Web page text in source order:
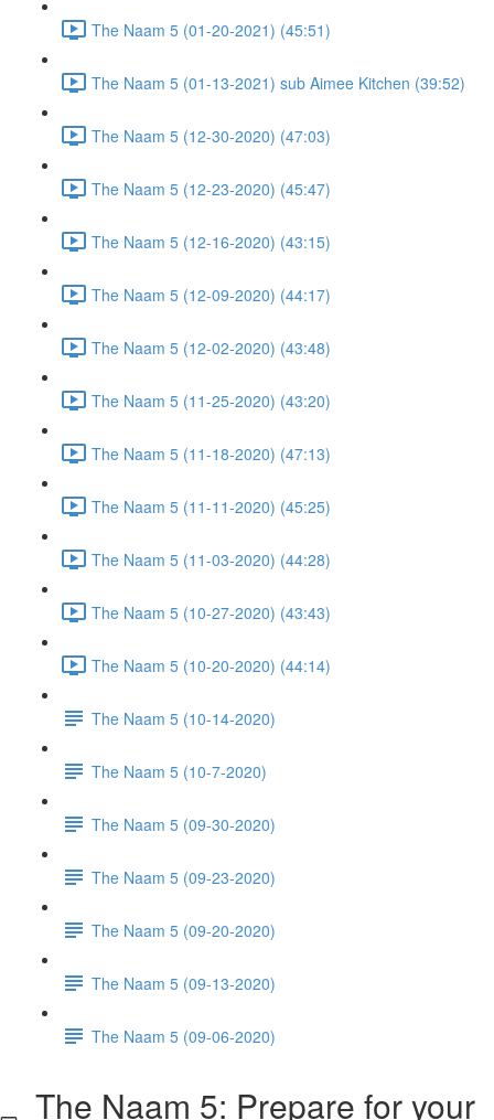
The Naam 5 (01-20-2021) (45:51)
The Naam 5 (01-13-2021) sub Aimee Kitchen (39:52)
The Naam 5 (12-30-2020) (47:03)
The Naam 5 (12-23-2020) (45:47)
The Naam 5 (12-16-2020) (43:15)
The Naam 5 (12-09-2020) (44:17)
The Naam 5 (12-02-2020) (43:48)
The Naam 5 (11-25-2020) (43:20)
The Naam 5 (11-18-2020) (47:13)
The Naam 5 (11-11-2020) (45:25)
The Naam 5 (11-03-2020) (44:28)
The Naam 5 (10-27-2020) (43:43)
The Naam 5 (10-20-2020) (44:14)
The Naam 5 (10-14-2020)
The Naam 5 (10-7-2020)
The Naam 5 (09-30-2020)
The Naam 5 (09-23-2020)
The Naam 5 (09-20-2020)
The Naam 5 (09-13-2020)
The Naam 5 (09-06-2020)
The Naam 5: Prepare for your